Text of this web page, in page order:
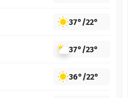
37°/22°
37°/23°
36°/22°